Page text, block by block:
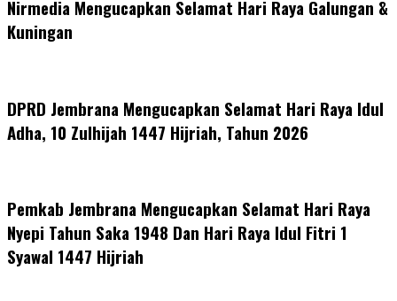
Nirmedia Mengucapkan Selamat Hari Raya Galungan &
Kuningan
DPRD Jembrana Mengucapkan Selamat Hari Raya Idul
Adha, 10 Zulhijah 1447 Hijriah, Tahun 2026
Pemkab Jembrana Mengucapkan Selamat Hari Raya
Nyepi Tahun Saka 1948 Dan Hari Raya Idul Fitri 1
Syawal 1447 Hijriah